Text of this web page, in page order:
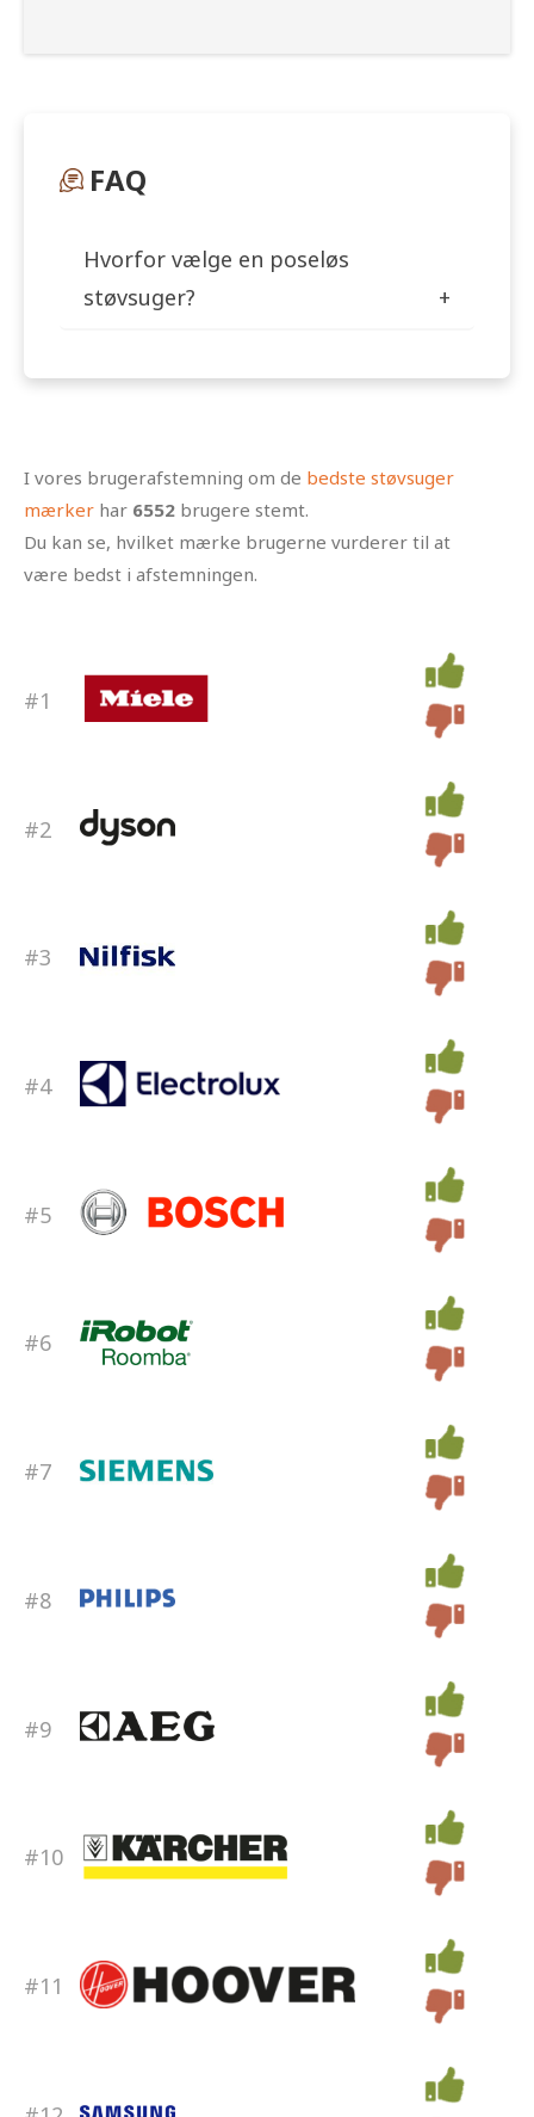
FAQ
Hvorfor vælge en poseløs
støvsuger?
I vores brugerafstemning om de bedste støvsuger
mærker har 6552 brugere stemt.
Du kan se, hvilket mærke brugerne vurderer til at
være bedst i afstemningen.
#1
#2
#3
#4
#5
#6
#7
#8
#9
#10
#11